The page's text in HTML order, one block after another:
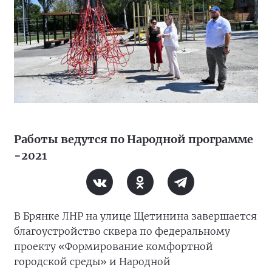
Работы ведутся по Народной программе
−2021
В Брянке ЛНР на улице Щетинина завершается
благоустройство сквера по федеральному
проекту «Формирование комфортной
городской среды» и Народной